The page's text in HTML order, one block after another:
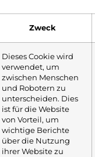
Zweck
Dieses Cookie wird
verwendet, um
zwischen Menschen
und Robotern zu
unterscheiden. Dies
ist für die Website
von Vorteil, um
wichtige Berichte
über die Nutzung
ihrer Website zu